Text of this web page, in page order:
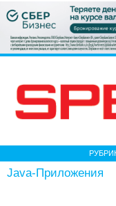
Java-Приложения